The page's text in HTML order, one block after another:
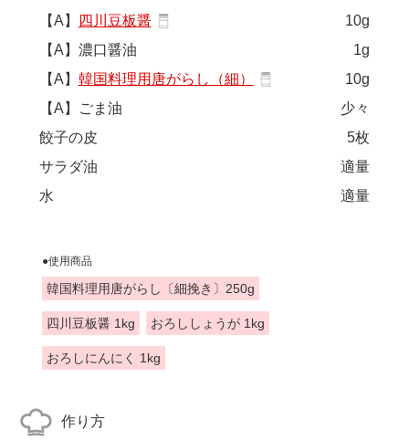
【A】
四川豆板醤
10g
【A】濃口醤油
1g
【A】 韓国料理用唐がらし（細）
10g
【A】ごま油
少々
餃子の皮
5枚
サラダ油
適量
水
適量
●使用商品
韓国料理用唐がらし〔細挽き〕250g
四川豆板醤 1kg おろししょうが 1kg
おろしにんにく 1kg
作り方